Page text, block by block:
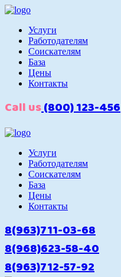
Услуги
Работодателям
Cоискателям
База
Цены
Контакты
Call us(800) 123-456
Услуги
Работодателям
Cоискателям
База
Цены
Контакты
8(963)711-03-68
8(968)623-58-40
8(963)712-57-92